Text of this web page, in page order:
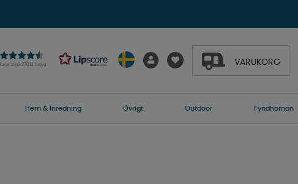
Baserat på 27011 betyg VARUKORG
Hem & Inredning Övrigt Outdoor Fyndhörnan